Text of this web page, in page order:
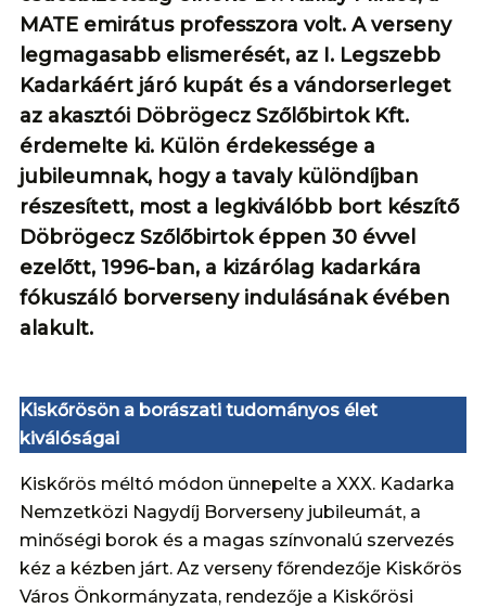
MATE emirátus professzora volt. A verseny
legmagasabb elismerését, az I. Legszebb
Kadarkáért járó kupát és a vándorserleget
az akasztói Döbrögecz Szőlőbirtok Kft.
érdemelte ki. Külön érdekessége a
jubileumnak, hogy a tavaly különdíjban
részesített, most a legkiválóbb bort készítő
Döbrögecz Szőlőbirtok éppen 30 évvel
ezelőtt, 1996-ban, a kizárólag kadarkára
fókuszáló borverseny indulásának évében
alakult.
Kiskőrösön a borászati tudományos élet
kiválóságai
Kiskőrös méltó módon ünnepelte a XXX. Kadarka
Nemzetközi Nagydíj Borverseny jubileumát, a
minőségi borok és a magas színvonalú szervezés
kéz a kézben járt. Az verseny főrendezője Kiskőrös
Város Önkormányzata, rendezője a Kiskőrösi